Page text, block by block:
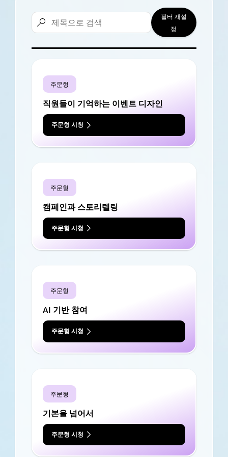

필터 재설
정
주문형
직원들이 기억하는 이벤트 디자인
주문형 시청
주문형
캠페인과 스토리텔링
주문형 시청
주문형
AI 기반 참여
주문형 시청
주문형
기본을 넘어서
주문형 시청